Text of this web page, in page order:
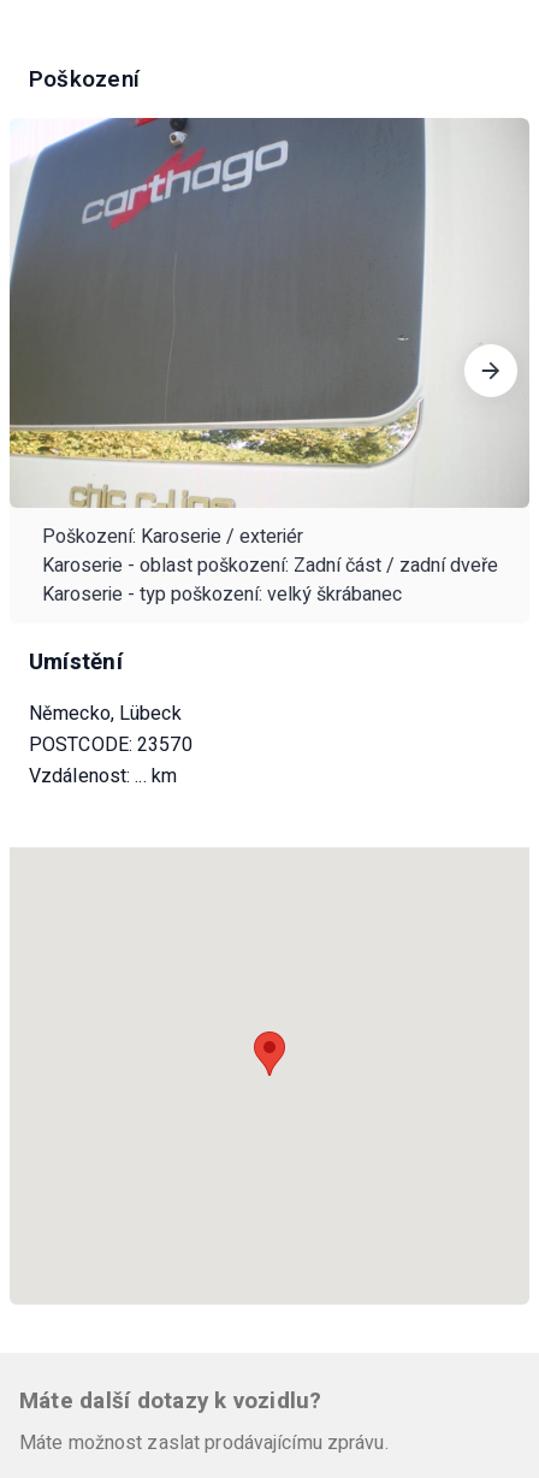
Poškození
Poškození: Karoserie / exteriér
Karoserie - oblast poškození: Zadní část / zadní dveře
Karoserie - typ poškození: velký škrábanec
Umístění
Německo, Lübeck
POSTCODE: 23570
Vzdálenost:... km
Máte další dotazy k vozidlu?
Máte možnost zaslat prodávajícímu zprávu.